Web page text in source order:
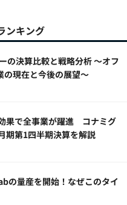
ンキング
の決算比較と戦略分析 ～オフ
の現在と今後の展望～
果で全事業が躍進 コナミグ
期第1四半期決算を解説
の量産を開始！なぜこのタイ